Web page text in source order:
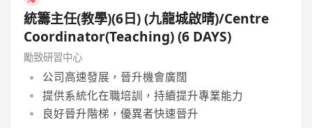
統籌主任(教學)(6日) (九龍城啟晴)/Centre
Coordinator(Teaching) (6 DAYS)
勵致研習中心
公司高速發展，晉升機會廣闊
提供系統化在職培訓，持續提升專業能力
良好晉升階梯，優異者快速晉升